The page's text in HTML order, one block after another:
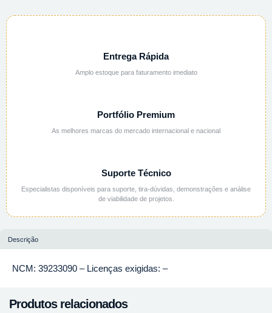
Entrega Rápida
Amplo estoque para faturamento imediato
Portfólio Premium
As melhores marcas do mercado internacional e nacional
Suporte Técnico
Especialistas disponíveis para suporte, tira-dúvidas, demonstrações e análise
de viabilidade de projetos.
Descrição
NCM: 39233090 – Licenças exigidas: –
Produtos relacionados